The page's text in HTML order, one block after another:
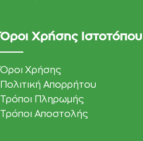
Όροι Χρήσης Ιστοτόπου
Όροι Χρήσης
Πολιτική Απορρήτου
Τρόποι Πληρωμής
Τρόποι Αποστολής